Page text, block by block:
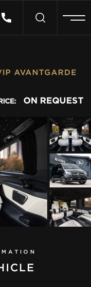
AVANTGARDE
ON REQUEST